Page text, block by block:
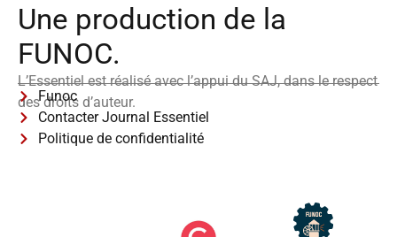
Une production de la
FUNOC.
L’Essentiel est réalisé avec l’appui du SAJ, dans le respect
des droits d’auteur.
Funoc
Contacter Journal Essentiel
Politique de confidentialité